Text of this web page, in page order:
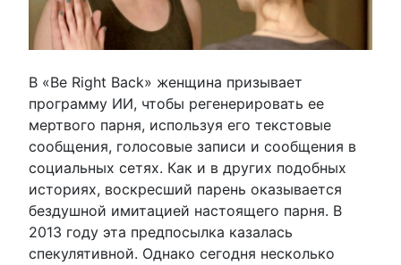
В «Be Right Back» женщина призывает
программу ИИ, чтобы регенерировать ее
мертвого парня, используя его текстовые
сообщения, голосовые записи и сообщения в
социальных сетях. Как и в других подобных
историях, воскресший парень оказывается
бездушной имитацией настоящего парня. В
2013 году эта предпосылка казалась
спекулятивной. Однако сегодня несколько